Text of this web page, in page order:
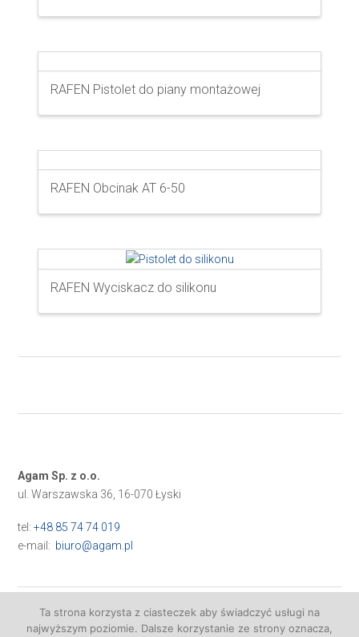
RAFEN Pistolet do piany montażowej
RAFEN Obcinak AT 6-50
RAFEN Wyciskacz do silikonu
Agam Sp. z o.o.
ul. Warszawska 36, 16-070 Łyski
tel:+48 85 74 74 019
e-mail: biuro@agam.pl
Ta strona korzysta z ciasteczek aby świadczyć usługi na
najwyższym poziomie. Dalsze korzystanie ze strony oznacza,